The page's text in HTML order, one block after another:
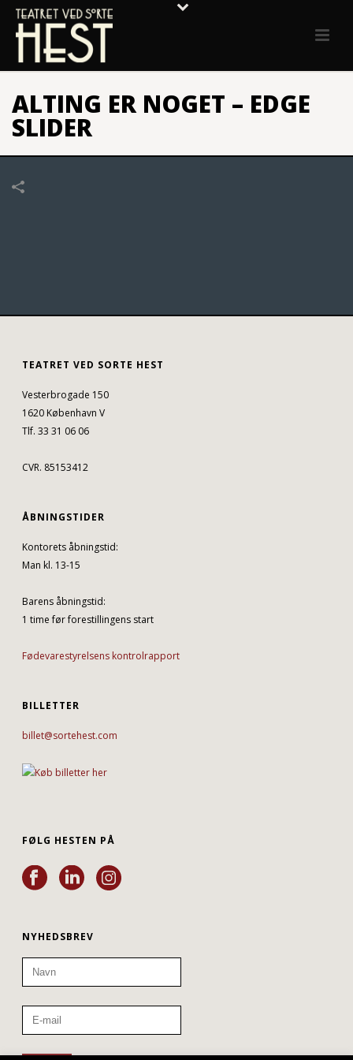
ALTING ER NOGET – EDGE
SLIDER
TEATRET VED SORTE HEST
Vesterbrogade 150
1620 København V
Tlf. 33 31 06 06
CVR. 85153412
ÅBNINGSTIDER
Kontorets åbningstid:
Man kl. 13-15
Barens åbningstid:
1 time før forestillingens start
Fødevarestyrelsens kontrolrapport
BILLETTER
billet@sortehest.com
FØLG HESTEN PÅ
NYHEDSBREV